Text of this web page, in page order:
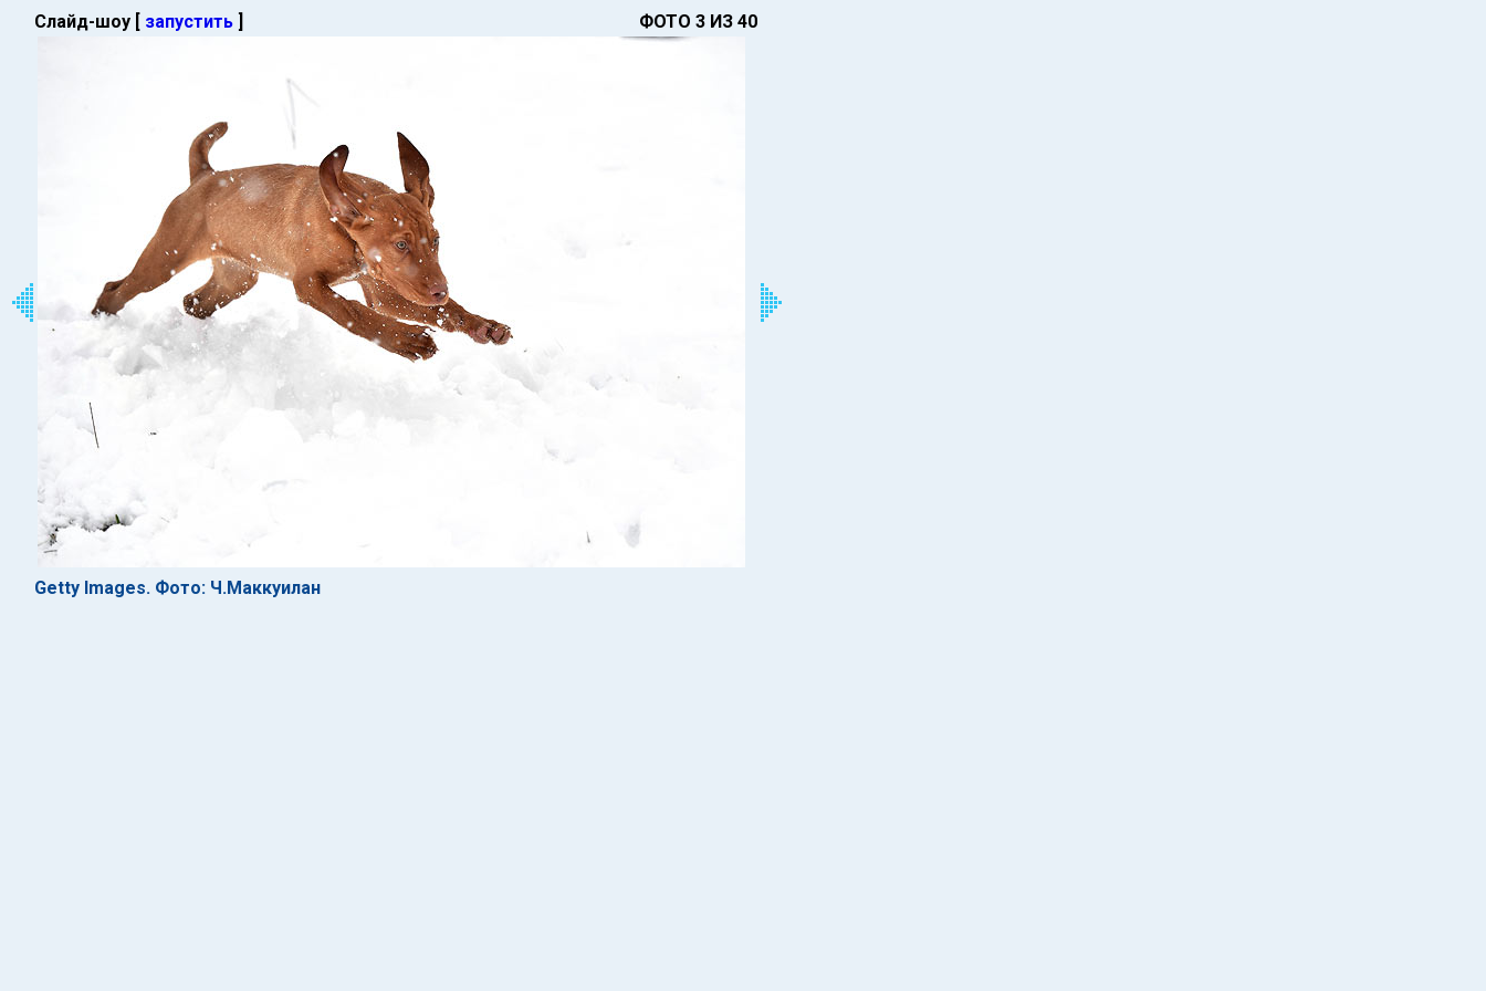
Слайд-шоу [ запустить ] ФОТО 3 ИЗ 40
Getty Images. Фото: Ч.Маккуилан